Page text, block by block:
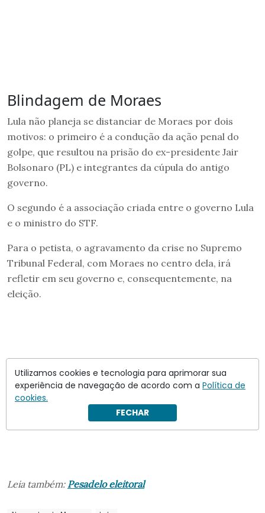
Blindagem de Moraes
Lula não planeja se distanciar de Moraes por dois
motivos: o primeiro é a condução da ação penal do
golpe, que resultou na prisão do ex-presidente Jair
Bolsonaro (PL) e integrantes da cúpula do antigo
governo.
O segundo é a associação criada entre o governo Lula
e o ministro do STF.
Para o petista, o agravamento da crise no Supremo
Tribunal Federal, com Moraes no centro dela, irá
refletir em seu governo e, consequentemente, na
eleição.
Leia também: Pesadelo eleitoral
Utilizamos cookies e tecnologia para aprimorar sua
experiência de navegação de acordo com a Política de
cookies.
FECHAR